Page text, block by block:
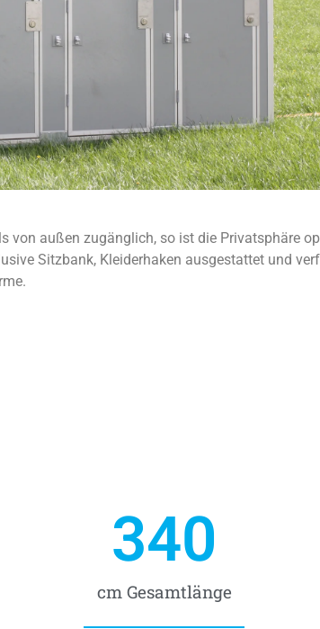
von außen zugänglich, so ist die Privatsphäre
Sitzbank, Kleiderhaken ausgestattet und
cm Gesamtlänge
340